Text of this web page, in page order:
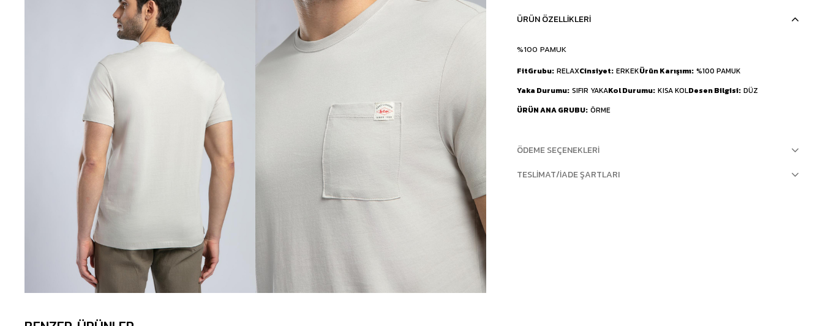
ÜRÜN ÖZELLIKLERI
%100 PAMUK
FitGrubu RELAXCinsiyet ERKEKÜrün Karışımı %100 PAMUK
Yaka Durumu SIFIR YAKAKol Durumu KISA KOLDesen Bilgisi DÜZ
ÜRÜN ANA GRUBU ÖRME
ÖDEME SEÇENEKLERI
TESLIMAT/İADE ŞARTLARI